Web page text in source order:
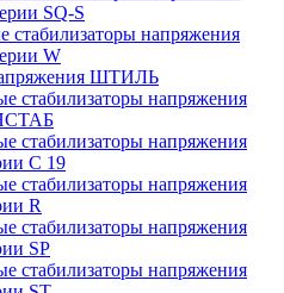
SQ-S
стабилизаторы напряжения
W
ШТИЛЬ
стабилизаторы напряжения
стабилизаторы напряжения
C 19
стабилизаторы напряжения
R
стабилизаторы напряжения
SP
стабилизаторы напряжения